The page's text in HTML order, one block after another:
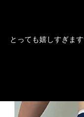
とっても嬉しすぎま